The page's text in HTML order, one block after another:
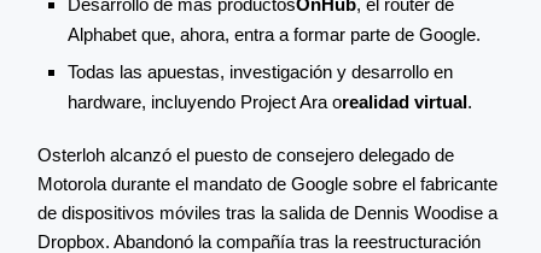
Alphabet que, ahora, entra a formar parte de Google.
Todas las apuestas, investigación y desarrollo en
hardware, incluyendo Project Ara orealidad virtual.
Osterloh alcanzó el puesto de consejero delegado de
Motorola durante el mandato de Google sobre el fabricante
de dispositivos móviles tras la salida de Dennis Woodise a
Dropbox. Abandonó la compañía tras la reestructuración